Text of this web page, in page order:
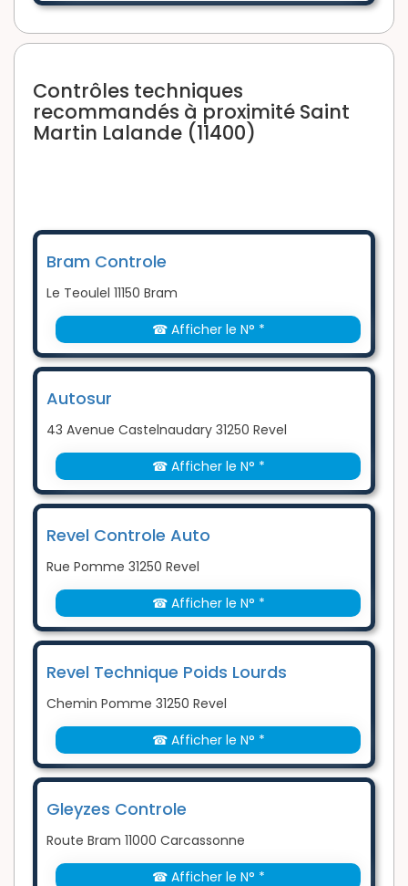
Contrôles techniques
recommandés à proximité Saint
Martin Lalande (11400)
Bram Controle
Le Teoulel 11150 Bram
☎ Afficher le N° *
Autosur
43 Avenue Castelnaudary 31250 Revel
☎ Afficher le N° *
Revel Controle Auto
Rue Pomme 31250 Revel
☎ Afficher le N° *
Revel Technique Poids Lourds
Chemin Pomme 31250 Revel
☎ Afficher le N° *
Gleyzes Controle
Route Bram 11000 Carcassonne
☎ Afficher le N° *